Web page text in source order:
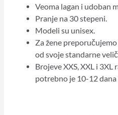
Veoma lagan i udoban
Pranje na 30 stepeni.
Modeli su unisex.
Za žene
od svoje standarne
Brojeve XXS, XXL i
potrebno je 10-12